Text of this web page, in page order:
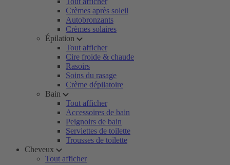
Crèmes après soleil
Autobronzants
Crèmes solaires
Épilation
Tout afficher
Cire froide & chaude
Rasoirs
Soins du rasage
Crème dépilatoire
Bain
Tout afficher
Accessoires de bain
Peignoirs de bain
Serviettes de toilette
Trousses de toilette
Cheveux
Tout afficher